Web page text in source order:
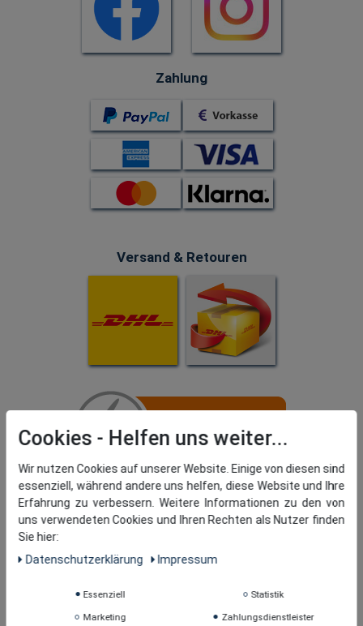
Zahlung
Versand & Retouren
Cookies
Wir nutzen Cookies auf unserer Website. Einige von diesen sind
essenziell, während andere uns helfen, diese Website und Ihre
Erfahrung zu verbessern. Weitere Informationen zu den von
uns verwendeten Cookies und Ihren Rechten als Nutzer finden
Sie hier:
Daten­schutz­erklärung
Impressum
Essenziell Statistik
Marketing Zahlungsdienstleister